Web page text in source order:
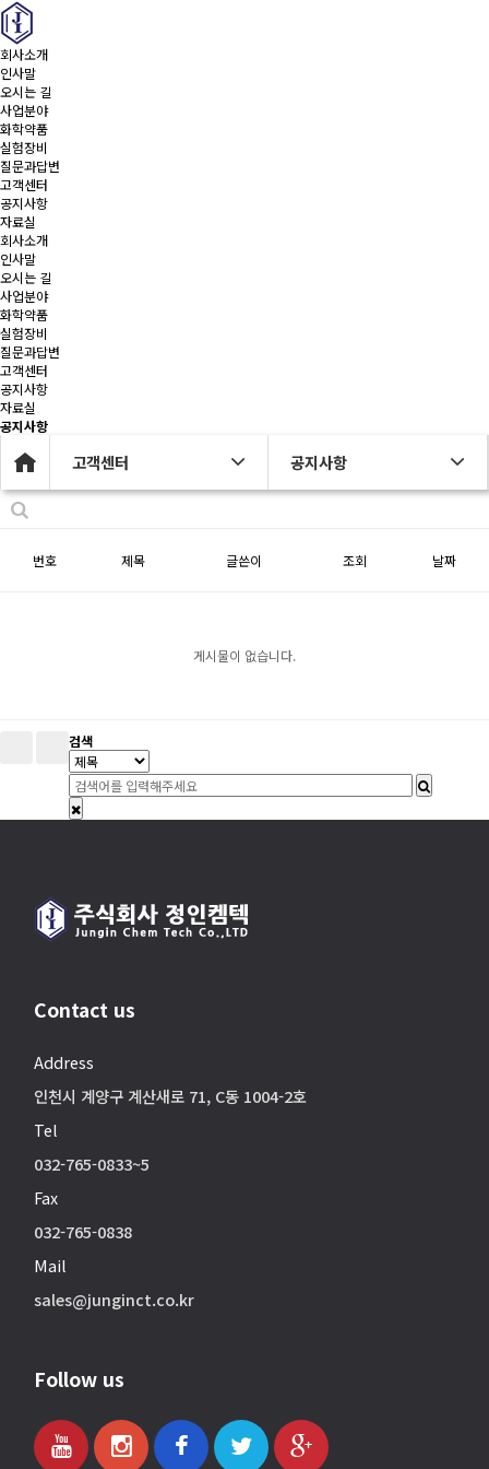
회사소개
인사말
오시는 길
사업분야
화학약품
실험장비
질문과답변
고객센터
공지사항
자료실
회사소개
인사말
오시는 길
사업분야
화학약품
실험장비
질문과답변
고객센터
공지사항
자료실
공지사항
고객센터 공지사항
번호 제목 글쓴이 조회 날짜
게시물이 없습니다.
검색
Contact us
Address
인천시 계양구 계산새로 71, C동 1004-2호
Tel
032-765-0833~5
Fax
032-765-0838
Mail
sales@junginct.co.kr
Follow us